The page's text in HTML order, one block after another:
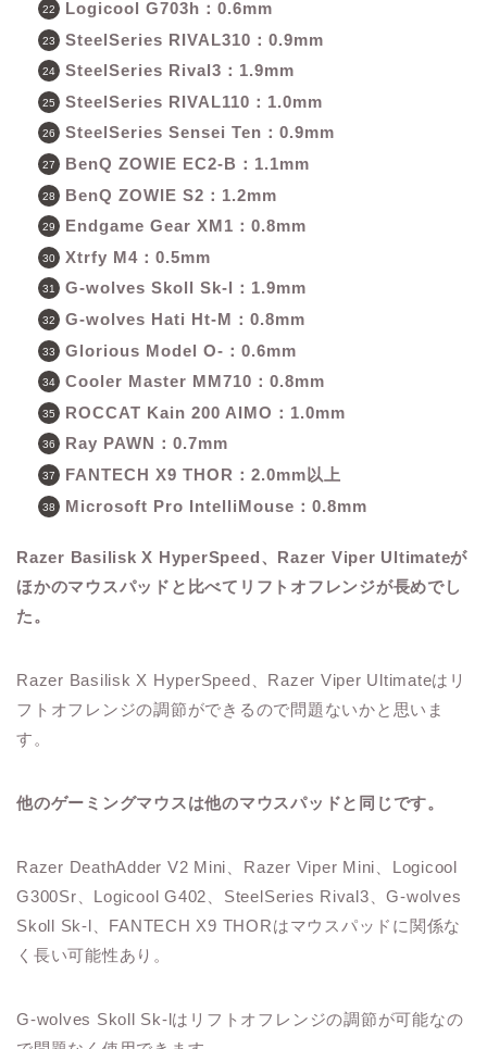
Logicool G703h：0.6mm
SteelSeries RIVAL310：0.9mm
SteelSeries Rival3：1.9mm
SteelSeries RIVAL110：1.0mm
SteelSeries Sensei Ten：0.9mm
BenQ ZOWIE EC2-B：1.1mm
BenQ ZOWIE S2：1.2mm
Endgame Gear XM1：0.8mm
Xtrfy M4：0.5mm
G-wolves Skoll Sk-l：1.9mm
G-wolves Hati Ht-M：0.8mm
Glorious Model O-：0.6mm
Cooler Master MM710：0.8mm
ROCCAT Kain 200 AIMO：1.0mm
Ray PAWN：0.7mm
FANTECH X9 THOR：2.0mm以上
Microsoft Pro IntelliMouse：0.8mm
Razer Basilisk X HyperSpeed、Razer Viper Ultimateが
ほかのマウスパッドと比べてリフトオフレンジが長めでし
た。
Razer Basilisk X HyperSpeed、Razer Viper Ultimateはリ
フトオフレンジの調節ができるので問題ないかと思いま
す。
他のゲーミングマウスは他のマウスパッドと同じです。
Razer DeathAdder V2 Mini、Razer Viper Mini、Logicool
G300Sr、Logicool G402、SteelSeries Rival3、G-wolves
Skoll Sk-l、FANTECH X9 THORはマウスパッドに関係な
く長い可能性あり。
G-wolves Skoll Sk-lはリフトオフレンジの調節が可能なの